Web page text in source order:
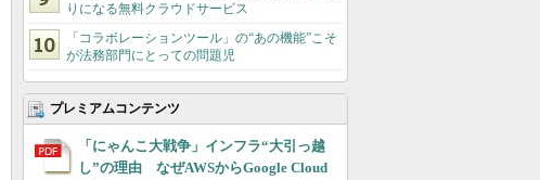
りになる無料クラウドサービス
「コラボレーションツール」の“あの機能”こそ
が法務部門にとっての問題児
プレミアムコンテンツ
「にゃんこ大戦争」インフラ“大引っ越
し”の理由 なぜAWSからGoogle Cloud